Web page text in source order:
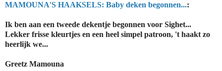
MAMOUNA'S HAAKSELS: Baby deken begonnen...:
Ik ben aan een tweede dekentje begonnen voor Sighet...
Lekker frisse kleurtjes en een heel simpel patroon, 't haakt zo
heerlijk we...
Greetz Mamouna